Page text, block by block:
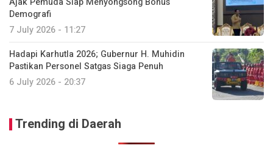
Demografi
7 July 2026 - 11:27
Hadapi Karhutla 2026; Gubernur H. Muhidin
Pastikan Personel Satgas Siaga Penuh
6 July 2026 - 20:37
Trending di Daerah